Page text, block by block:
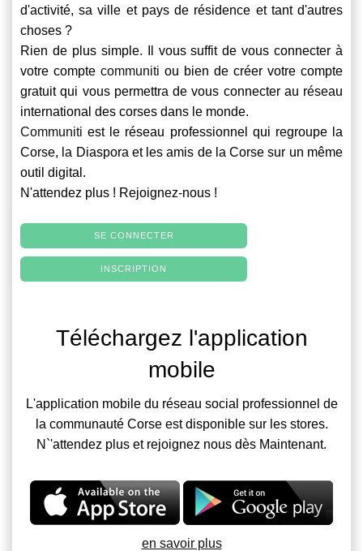
d'activité, sa ville et pays de résidence et tant d'autres
choses ?
Rien de plus simple. Il vous suffit de vous connecter à
votre compte communiti ou bien de créer votre compte
gratuit qui vous permettra de vous connecter au réseau
international des corses dans le monde.
Communiti est le réseau professionnel qui regroupe la
Corse, la Diaspora et les amis de la Corse sur un même
outil digital.
N'attendez plus ! Rejoignez-nous !
SE CONNECTER
INSCRIPTION
Téléchargez l'application
mobile
L'application mobile du réseau social professionnel de
la communauté Corse est disponible sur les stores.
N`'attendez plus et rejoignez nous dès Maintenant.
en savoir plus